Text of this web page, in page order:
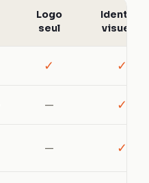
Logo
seul
Identité
visuelle
✓ ✓
— ✓
— ✓